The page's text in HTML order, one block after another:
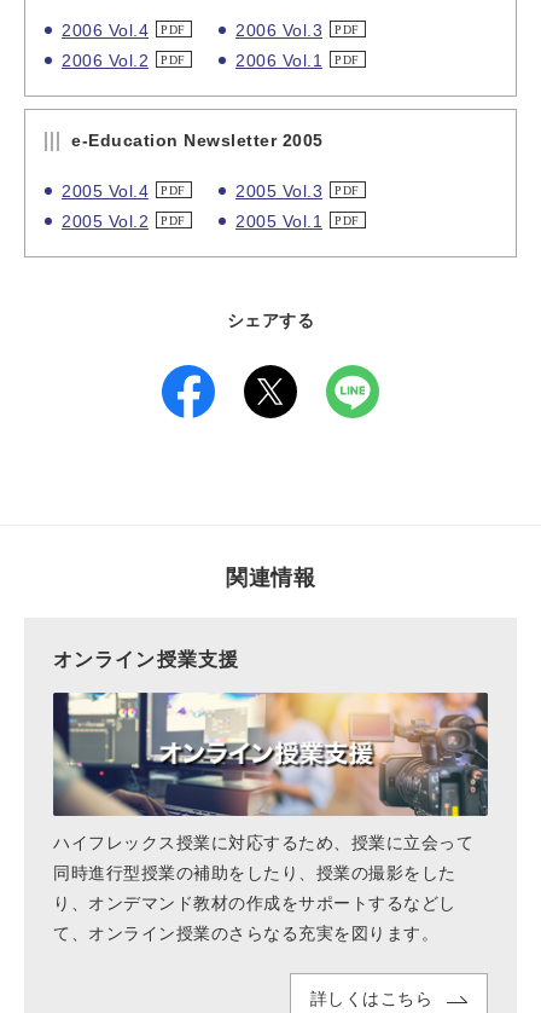
2006 Vol.4
2006 Vol.3
2006 Vol.2
2006 Vol.1
e-Education Newsletter 2005
2005 Vol.4
2005 Vol.3
2005 Vol.2
2005 Vol.1
シェアする
関連情報
オンライン授業支援
ハイフレックス授業に対応するため、授業に立会って
同時進行型授業の補助をしたり、授業の撮影をした
り、オンデマンド教材の作成をサポートするなどし
て、オンライン授業のさらなる充実を図ります。
詳しくはこちら